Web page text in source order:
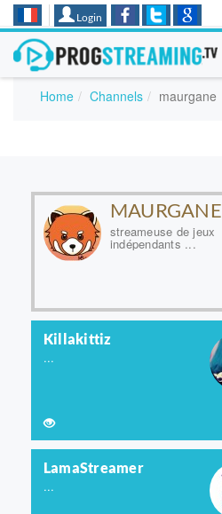
Login
Home Channels maurgane
MAURGANE
streameuse de jeux
indépendants ...
Killakittiz
...
LamaStreamer
...